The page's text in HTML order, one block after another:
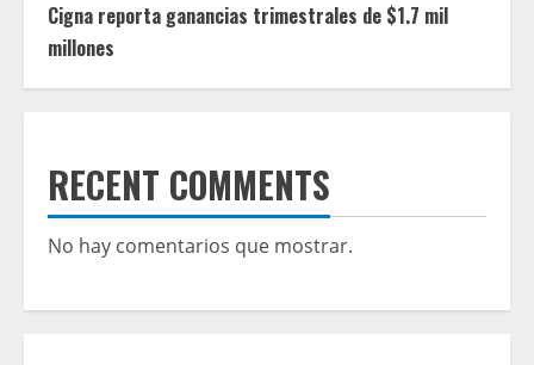
Cigna reporta ganancias trimestrales de $1.7 mil
millones
RECENT COMMENTS
No hay comentarios que mostrar.